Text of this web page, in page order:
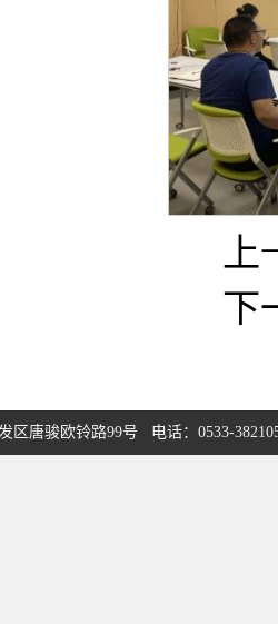
下
区唐骏欧铃路99号 电话：0533-